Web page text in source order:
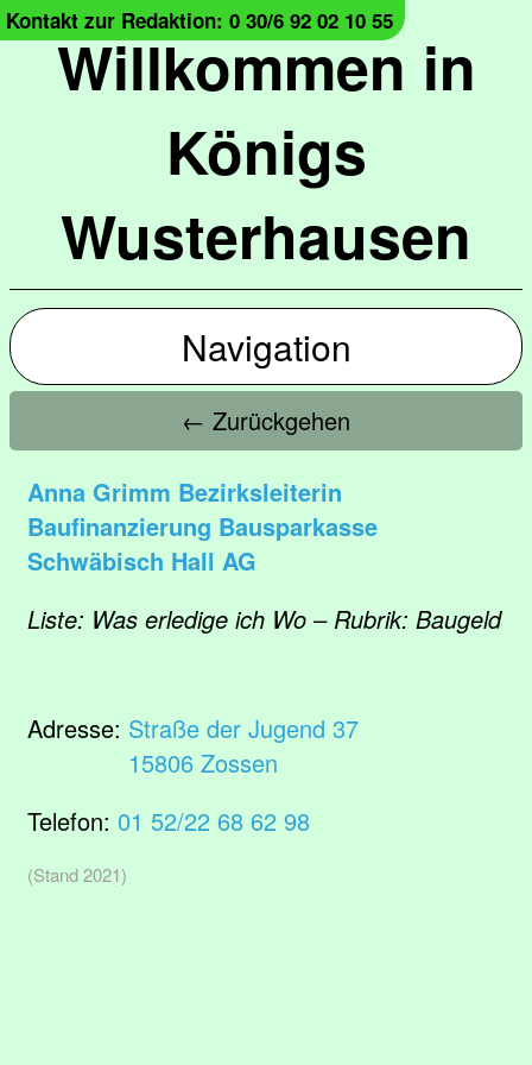
Willkommen in
Königs
Wusterhausen
Kontakt zur Redaktion: 0 30/6 92 02 10 55
Navigation
← Zurückgehen
Anna Grimm Bezirksleiterin
Baufinanzierung Bausparkasse
Schwäbisch Hall AG
Liste: Was erledige ich Wo – Rubrik: Baugeld
Adresse: Straße der Jugend 37
15806 Zossen
Telefon: 01 52/22 68 62 98
(Stand 2021)